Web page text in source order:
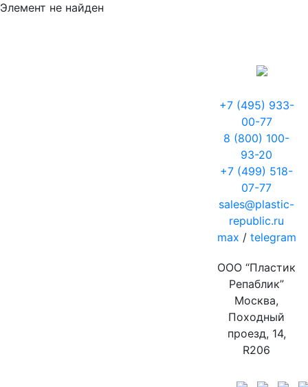
Элемент не найден
+7 (495) 933-
00-77
8 (800) 100-
93-20
+7 (499) 518-
07-77
sales@plastic-
republic.ru
max / telegram
ООО “Пластик
Репаблик”
Москва,
Походный
проезд, 14,
R206